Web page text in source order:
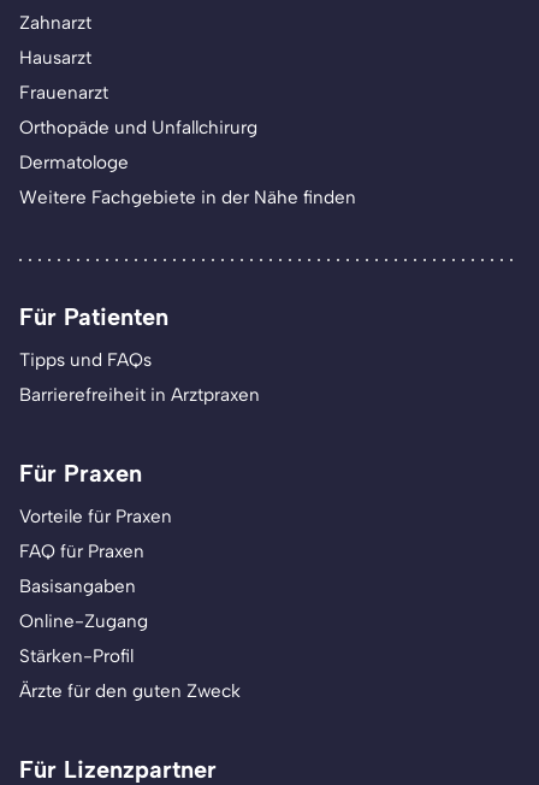
Zahnarzt
Hausarzt
Frauenarzt
Orthopäde und Unfallchirurg
Dermatologe
Weitere Fachgebiete in der Nähe finden
Für Patienten
Tipps und FAQs
Barrierefreiheit in Arztpraxen
Für Praxen
Vorteile für Praxen
FAQ für Praxen
Basisangaben
Online-Zugang
Stärken-Profil
Ärzte für den guten Zweck
Für Lizenzpartner